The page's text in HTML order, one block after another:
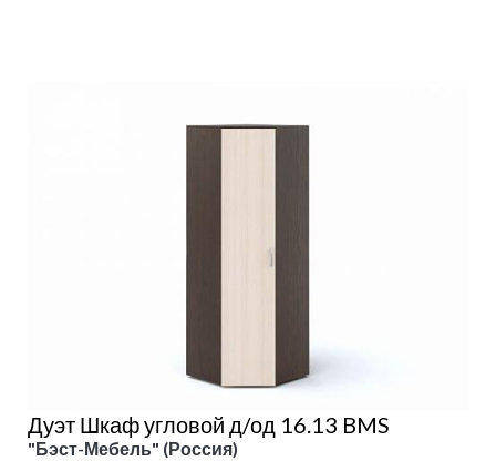
Дуэт Шкаф угловой д/од 16.13 BMS
"Бэст-Мебель" (Россия)